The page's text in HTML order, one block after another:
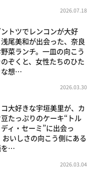
2026.07.18
ントツでレンコンが大好
尾美和が出会った、奈良
菜ランチ。一皿の向こう
ぞくと、女性たちのひた
な想…
2026.03.30
大好きな宇垣美里が、カ
たっぷりのケーキ“トル
ィ・セーミ”に出会っ
おいしさの向こう側にある
を…
2026.03.04